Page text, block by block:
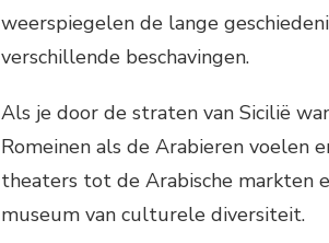
weerspiegelen de lange
verschillende beschavingen.
Als je door de straten van Sicilië
Romeinen als de Arabieren voelen
theaters tot de Arabische markten
museum van culturele diversiteit.